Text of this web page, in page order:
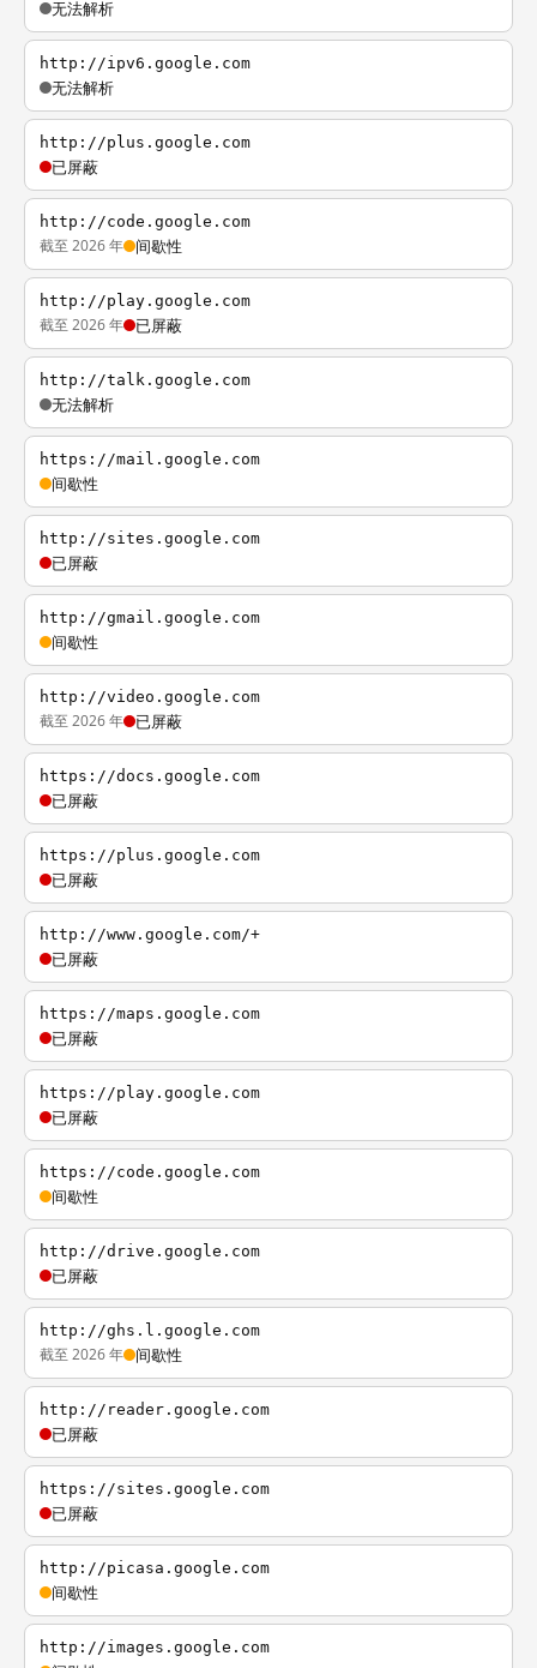
无法解析
http://ipv6.google.com
无法解析
http://plus.google.com
已屏蔽
http://code.google.com
截至 2026 年 间歇性
http://play.google.com
截至 2026 年 已屏蔽
http://talk.google.com
无法解析
https://mail.google.com
间歇性
http://sites.google.com
已屏蔽
http://gmail.google.com
间歇性
http://video.google.com
截至 2026 年 已屏蔽
https://docs.google.com
已屏蔽
https://plus.google.com
已屏蔽
http://www.google.com/+
已屏蔽
https://maps.google.com
已屏蔽
https://play.google.com
已屏蔽
https://code.google.com
间歇性
http://drive.google.com
已屏蔽
http://ghs.l.google.com
截至 2026 年 间歇性
http://reader.google.com
已屏蔽
https://sites.google.com
已屏蔽
http://picasa.google.com
间歇性
http://images.google.com